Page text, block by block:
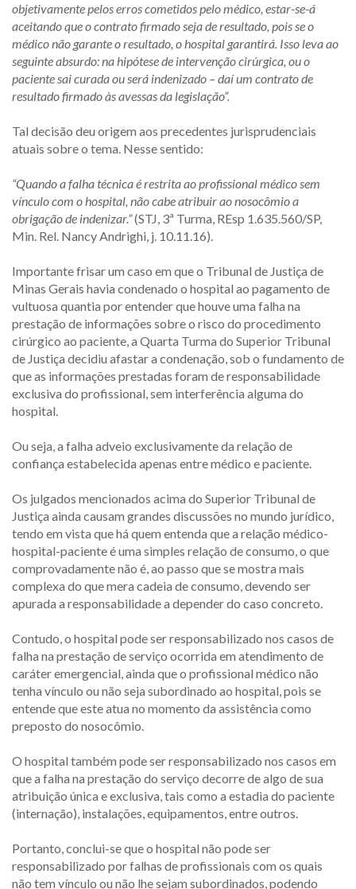
objetivamente pelos erros cometidos pelo médico, estar-se-á
aceitando que o contrato firmado seja de resultado, pois se o
médico não garante o resultado, o hospital garantirá. Isso leva ao
seguinte absurdo: na hipótese de intervenção cirúrgica, ou o
paciente sai curada ou será indenizado – daí um contrato de
resultado firmado às avessas da legislação”.
Tal decisão deu origem aos precedentes jurisprudenciais
atuais sobre o tema. Nesse sentido:
“Quando a falha técnica é restrita ao profissional médico sem
vínculo com o hospital, não cabe atribuir ao nosocômio a
obrigação de indenizar.”(STJ, 3ª Turma, REsp 1.635.560/SP,
Min. Rel. Nancy Andrighi, j. 10.11.16).
Importante frisar um caso em que o Tribunal de Justiça de
Minas Gerais havia condenado o hospital ao pagamento de
vultuosa quantia por entender que houve uma falha na
prestação de informações sobre o risco do procedimento
cirúrgico ao paciente, a Quarta Turma do Superior Tribunal
de Justiça decidiu afastar a condenação, sob o fundamento de
que as informações prestadas foram de responsabilidade
exclusiva do profissional, sem interferência alguma do
hospital.
Ou seja, a falha adveio exclusivamente da relação de
confiança estabelecida apenas entre médico e paciente.
Os julgados mencionados acima do Superior Tribunal de
Justiça ainda causam grandes discussões no mundo jurídico,
tendo em vista que há quem entenda que a relação médico-
hospital-paciente é uma simples relação de consumo, o que
comprovadamente não é, ao passo que se mostra mais
complexa do que mera cadeia de consumo, devendo ser
apurada a responsabilidade a depender do caso concreto.
Contudo, o hospital pode ser responsabilizado nos casos de
falha na prestação de serviço ocorrida em atendimento de
caráter emergencial, ainda que o profissional médico não
tenha vínculo ou não seja subordinado ao hospital, pois se
entende que este atua no momento da assistência como
preposto do nosocômio.
O hospital também pode ser responsabilizado nos casos em
que a falha na prestação do serviço decorre de algo de sua
atribuição única e exclusiva, tais como a estadia do paciente
(internação), instalações, equipamentos, entre outros.
Portanto, conclui-se que o hospital não pode ser
responsabilizado por falhas de profissionais com os quais
não tem vínculo ou não lhe sejam subordinados, podendo